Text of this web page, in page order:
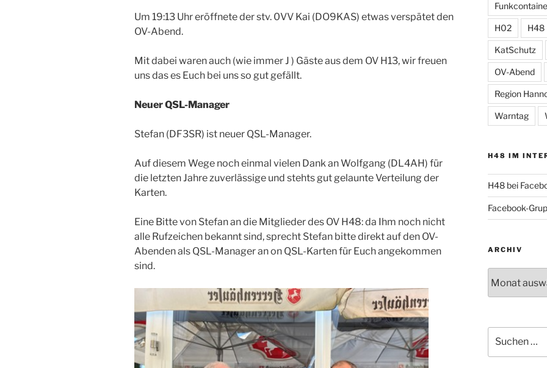
Um 19:13 Uhr eröffnete der stv. 0VV Kai (DO9KAS) etwas verspätet den
OV-Abend.
Mit dabei waren auch (wie immer J ) Gäste aus dem OV H13, wir freuen
uns das es Euch bei uns so gut gefällt.
Neuer QSL-Manager
Stefan (DF3SR) ist neuer QSL-Manager.
Auf diesem Wege noch einmal vielen Dank an Wolfgang (DL4AH) für
die letzten Jahre zuverlässige und stehts gut gelaunte Verteilung der
Karten.
Eine Bitte von Stefan an die Mitglieder des OV H48: da Ihm noch nicht
alle Rufzeichen bekannt sind, sprecht Stefan bitte direkt auf den OV-
Abenden als QSL-Manager an on QSL-Karten für Euch angekommen
sind.
H02 H48
KatSchutz
OV-Abend
Region
Warntag
H48 IM
H48 bei
Facebook-
ARCHIV
nach: